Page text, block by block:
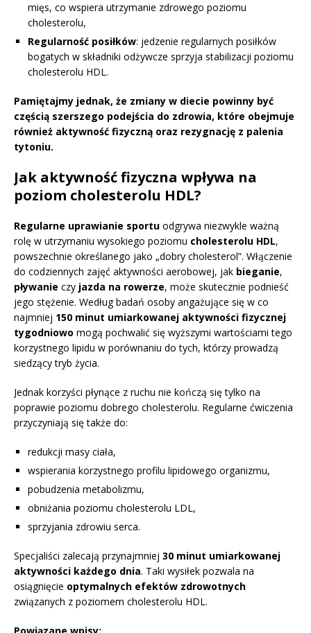
mięs, co wspiera utrzymanie zdrowego poziomu
cholesterolu,
Regularność posiłków: jedzenie regularnych posiłków
bogatych w składniki odżywcze sprzyja stabilizacji poziomu
cholesterolu HDL.
Pamiętajmy jednak, że zmiany w diecie powinny być
częścią szerszego podejścia do zdrowia, które obejmuje
również aktywność fizyczną oraz rezygnację z palenia
tytoniu.
Jak aktywność fizyczna wpływa na
poziom cholesterolu HDL?
Regularne uprawianie sportu odgrywa niezwykle ważną
rolę w utrzymaniu wysokiego poziomu cholesterolu HDL,
powszechnie określanego jako „dobry cholesterol”. Włączenie
do codziennych zajęć aktywności aerobowej, jak bieganie,
pływanie czy jazda na rowerze, może skutecznie podnieść
jego stężenie. Według badań osoby angażujące się w co
najmniej 150 minut umiarkowanej aktywności fizycznej
tygodniowo mogą pochwalić się wyższymi wartościami tego
korzystnego lipidu w porównaniu do tych, którzy prowadzą
siedzący tryb życia.
Jednak korzyści płynące z ruchu nie kończą się tylko na
poprawie poziomu dobrego cholesterolu. Regularne ćwiczenia
przyczyniają się także do:
redukcji masy ciała,
wspierania korzystnego profilu lipidowego organizmu,
pobudzenia metabolizmu,
obniżania poziomu cholesterolu LDL,
sprzyjania zdrowiu serca.
Specjaliści zalecają przynajmniej 30 minut umiarkowanej
aktywności każdego dnia. Taki wysiłek pozwala na
osiągnięcie optymalnych efektów zdrowotnych
związanych z poziomem cholesterolu HDL.